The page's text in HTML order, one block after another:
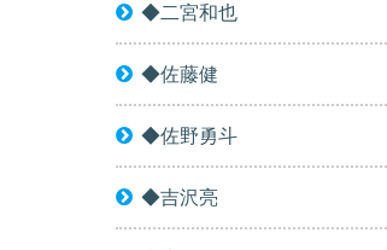
◆二宮和也
◆佐藤健
◆佐野勇斗
◆吉沢亮